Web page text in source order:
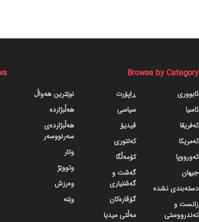
Browse by Category
ئابووری
ئاسیا
ئەفریقا
ئەمریکا
ئەورووپا
جیهان
دسته‌بندی نشده
زانست و
تەندرووستی
ڕاپۆرت
سیاسی
ڤیدیۆ
کەلتوری
کۆمەڵگا
گه‌شت و
گه‌شتیاری
گۆڤاره‌کان
مەڵتی میدیا
نوێترین هەواڵ
هەڵبژاردە
هەڵبژاردەی
سەرنووسەر
وتار
وتووێژ
وەرزش
وێنە